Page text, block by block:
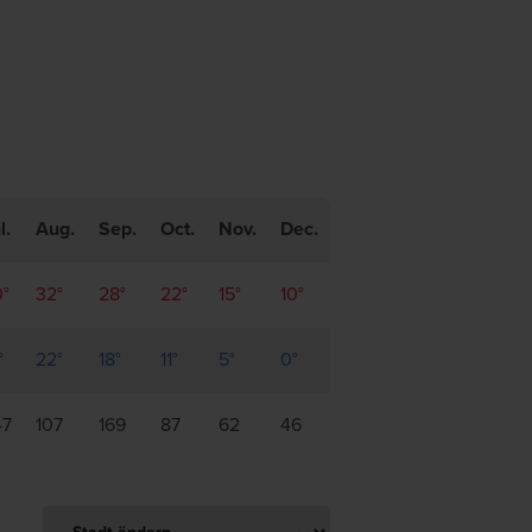
Aug. Sep. Oct. Nov. Dec.
32° 28° 22° 15° 10°
22° 18° 11° 5° 0°
107 169 87 62 46